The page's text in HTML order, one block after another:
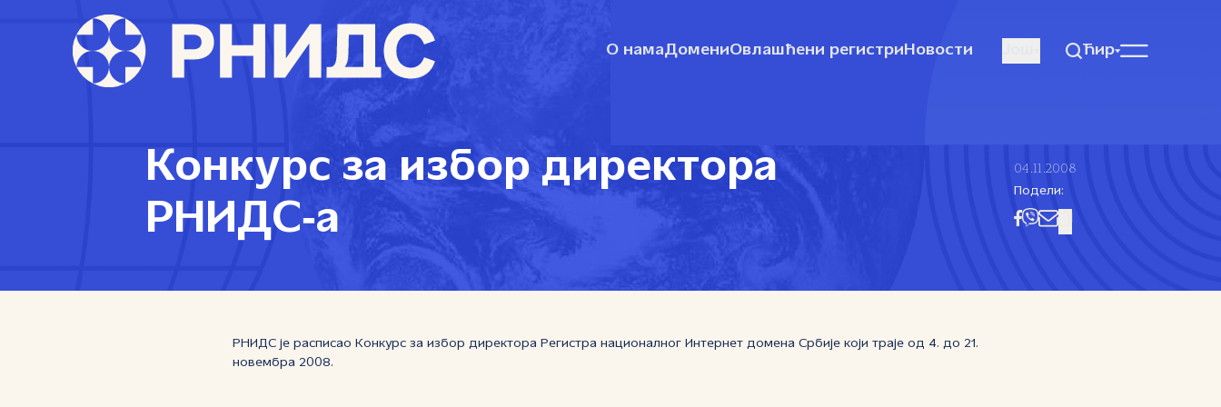
О намаДомениОвлашћени регистри Новости Ћир
Конкурс за избор директора
РНИДС‑а
04.11.2008
Подели:
РНИДС је расписао Конкурс за избор директора Регистра националног Интернет домена Србије који траје од 4. до 21.
новембра 2008.